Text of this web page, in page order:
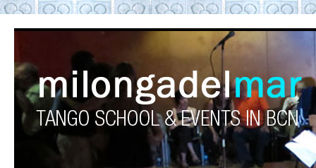
ROOFTOP TANGO
Barcelona. Show Tango. barcelona
experience. Private Tango Lesson. Rooftop
Tango experience Barcelona. Tango
Barcelona